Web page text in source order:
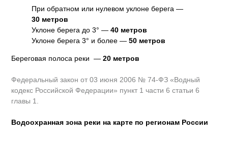
При обратном или нулевом уклоне берега —
30 метров
Уклоне берега до 3° —40 метров
Уклоне берега 3° и более —50 метров
Береговая полоса реки —20 метров
Федеральный закон от 03 июня 2006 № 74-ФЗ «Водный
кодекс Российской Федерации» пункт 1 части 6 статьи 6
главы 1.
Водоохранная зона реки на карте по регионам России